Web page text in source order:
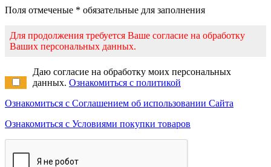
Поля отмеченые * обязательные для заполнения
Для продолжения требуется Ваше согласие на обработку
Ваших персональных данных.
Даю согласие на обработку моих персональных
данных. Ознакомиться с политикой
Ознакомиться с Соглашением об использовании Сайта
Ознакомиться с Условиями покупки товаров